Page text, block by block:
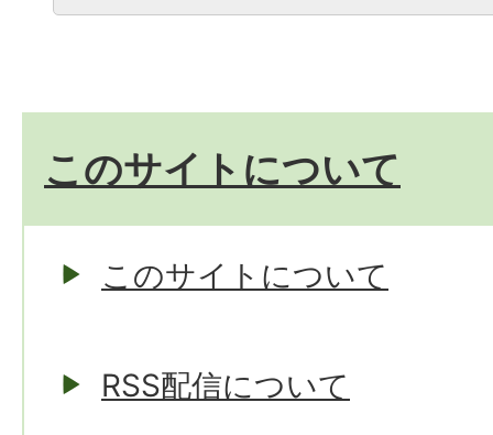
このサイトについて
このサイトについて
RSS配信について